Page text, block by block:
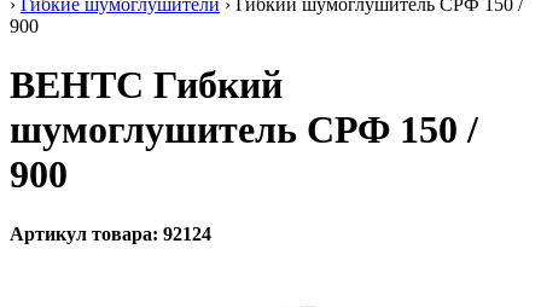
› Гибкие шумоглушители › Гибкий шумоглушитель СРФ 150 /
900
ВЕНТС Гибкий
шумоглушитель СРФ 150 /
900
Артикул товара: 92124